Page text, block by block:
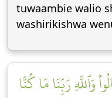
tuwaambie walio
washirikishwa
وَٱللَّهِ رَبِّنَا مَا كُنَّا